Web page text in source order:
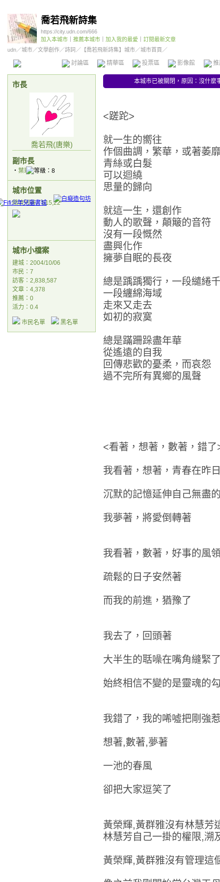
喬若飛新詩集
https://city.udn.com/666
加入本城市
推薦本城市 加入我的最愛
訂閱最新文章
udn／城市／文學創作／詩詞 ／ 【喬若飛新詩集】城市／城市首頁／
討論區 精華區 投票區 影像館
市長
喬若飛(唐樂)
副市長
‧ 葉璠
城市位置
暗流河谷／515,22
城市小檔案
建城：2004/10/06
市民：7
訪客：2,838,587
文章：4,378
推薦： 0
活力：0.4
市民名單 黑名單
本城市已被關閉，原因：沒什麼
<蹉跎>
就一生的嚮往
作個曲調，繁華，或著萎
青絲或白髮
可以迴繞
思量的歸向
就這一生，還創作
動人的歌聲，顛簸的音符
沒有一段慨然
盡興化作
擁夢自眠的長夜
總是踽踽獨行，一段繾綣
一段纏綿海域
走來又走去
如初的寂寞
總是蹣跚跺盡年華
從遙遠的自我
回傳悲歡的憂柔，而哀怨
過不完所有異鄉的風聲
<看著，想著，數著，錯了
我看著，想著，青春在昨
沉默的記憶延伸自己無盡
我夢著，將愛倒轉著
我看著，數著，好事的風
疏鬆的日子安然著
而我的前進，猶豫了
我去了，回頭著
大半生的聒噪在嘴角縫緊
始終相信不變的是靈魂的
我錯了，我的唏噓把剛強
想著,數著,夢著
一池的春風
卻把大家逗笑了
黃榮輝,黃群雅沒有林慧芳
林慧芳自己一掛的權限,溯
黃榮輝,黃群雅沒有管理這